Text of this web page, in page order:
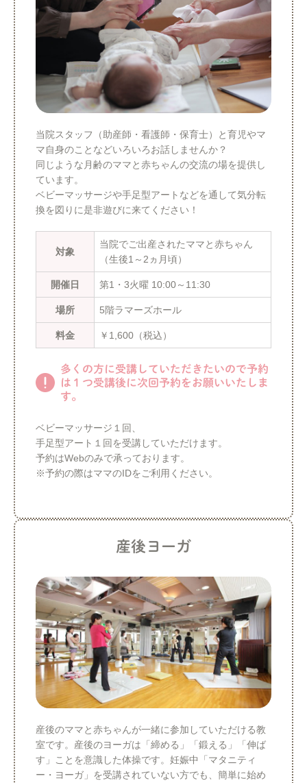
当院スタッフ（助産師・看護師・保育士）と育児やマ
マ自身のことなどいろいろお話しませんか？
同じような月齢のママと赤ちゃんの交流の場を提供し
ています。
ベビーマッサージや手足型アートなどを通して気分転
換を図りに是非遊びに来てください！
対象
当院でご出産されたママと赤ちゃん
（生後1～2ヵ月頃）
開催日 第1・3火曜 10:00～11:30
場所 5階ラマーズホール
料金 ￥1,600（税込）
多くの方に受講していただきたいので予約
は１つ受講後に次回予約をお願いいたしま
す。
ベビーマッサージ１回、
手足型アート１回を受講していただけます。
予約はWebのみで承っております。
※予約の際はママのIDをご利用ください。
産後ヨーガ
産後のママと赤ちゃんが一緒に参加していただける教
室です。産後のヨーガは「締める」「鍛える」「伸ば
す」ことを意識した体操です。妊娠中「マタニティ
ー・ヨーガ」を受講されていない方でも、簡単に始め